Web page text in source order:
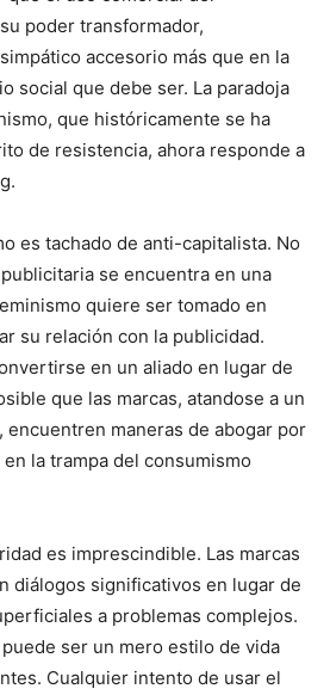
poder transformador,
accesorio más que en la
social que debe ser. La paradoja
que históricamente se ha
de resistencia, ahora responde a
es tachado de anti-capitalista. No
se encuentra en una
quiere ser tomado en
su relación con la publicidad.
en un aliado en lugar de
que las marcas, atandose a un
maneras de abogar por
la trampa del consumismo
es imprescindible. Las marcas
diálogos significativos en lugar de
a problemas complejos.
ser un mero estilo de vida
Cualquier intento de usar el